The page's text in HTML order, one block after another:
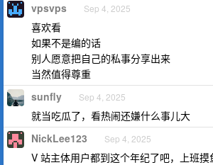
vpsvps Sep 4, 2025
喜欢看
如果不是编的话
别人愿意把自己的私事分享出来
当然值得尊重
sunfly Sep 4, 2025
就当吃瓜了，看热闹还嫌什么事儿大
NickLee123 Sep 4, 2025
V 站主体用户都到这个年纪了吧，上班